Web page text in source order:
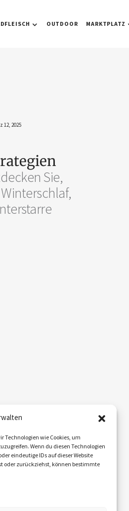
Technologien wie Cookies, um
Wenn du diesen Technologien
eindeutige IDs auf dieser Website
oder zurückziehst, können bestimmte
OUTDOOR MARKTPLATZ
12, 2025
Sie,